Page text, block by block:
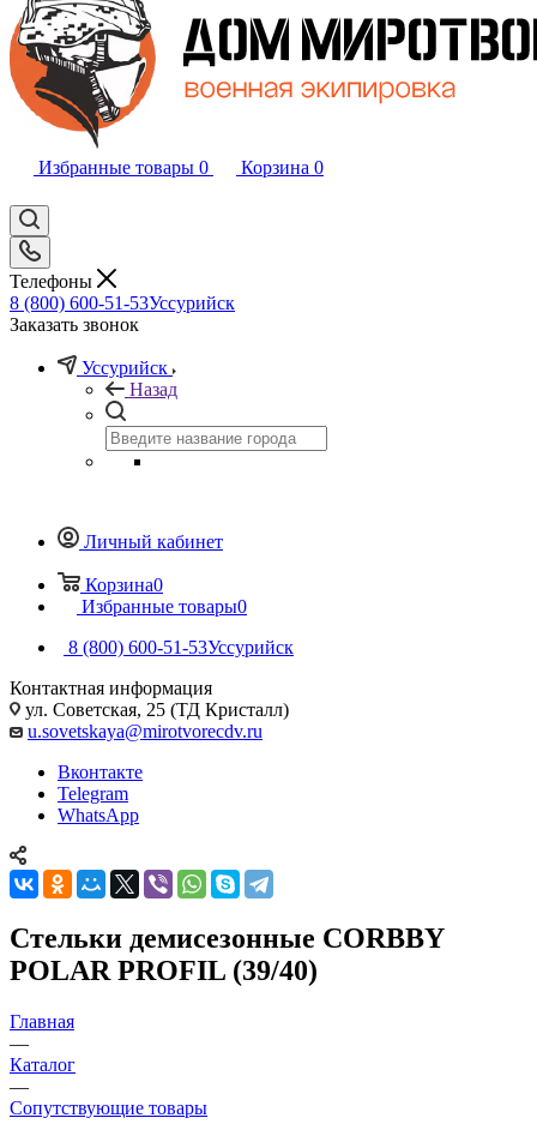
Избранные товары 0 Корзина 0
Телефоны
8 (800) 600-51-53Уссурийск
Заказать звонок
Уссурийск
Назад
Личный кабинет
Корзина0
Избранные товары0
8 (800) 600-51-53Уссурийск
Контактная информация
ул. Советская, 25 (ТД Кристалл)
u.sovetskaya@mirotvorecdv.ru
Вконтакте
Telegram
WhatsApp
Стельки демисезонные CORBBY
POLAR PROFIL (39/40)
Главная
—
Каталог
—
Сопутствующие товары